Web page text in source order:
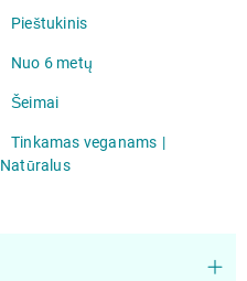
Pieštukinis
Nuo 6 metų
Šeimai
Tinkamas veganams
Natūralus